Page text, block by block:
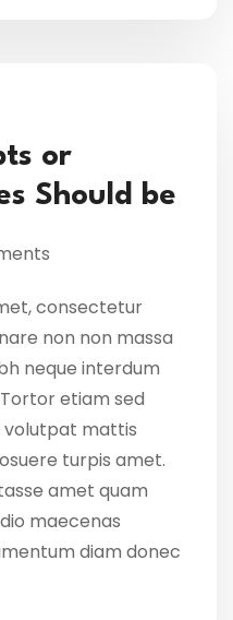
or
Should be
consectetur
non non massa
neque interdum
etiam sed
volutpat mattis
turpis amet.
amet quam
maecenas
diam donec